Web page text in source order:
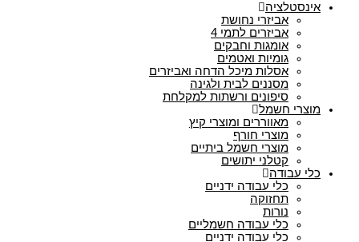
אינסטלציה
אביזרי נחושת
אביזרים לתמי 4
אומגות וחבקים
גומיות ואטמים
אסלות מיכל הדחה ואביזרים
מסננים לבית ולגינה
סיפונים ורשתות למקלחת
מוצרי חשמל
מאווררים ומוצרי קיץ
מוצרי חורף
מוצרי חשמל ביתיים
קטלני יתושים
כלי עבודה
כלי עבודה ידניים
תחזוקה
נורות
כלי עבודה חשמליים
כלי עבודה ידניים